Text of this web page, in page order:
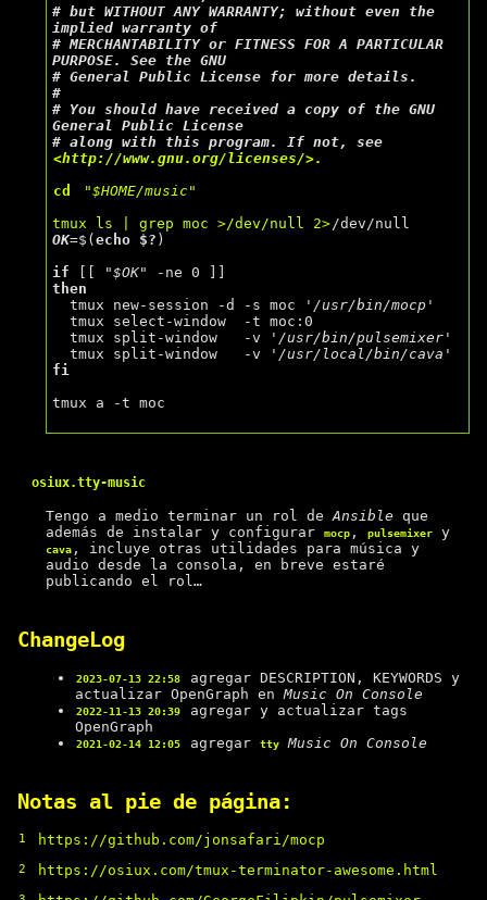
# but WITHOUT ANY WARRANTY; without even the
# MERCHANTABILITY or FITNESS FOR A PARTICULAR
#
#
# You should have received a copy of the GNU
#
cd
"$HOME/music"
tmux ls | grep moc >/dev/null 2>
OK=$(echo $? )
if
"$OK"
then
  tmux new-session -d -s moc
'/usr/bin/mocp'
  tmux select-window  -t moc:0
  tmux split-window   -v
'/usr/bin/pulsemixer'
  tmux split-window   -v
'/usr/local/bin/cava'
fi
tmux a -t moc
osiux.tty-music
Tengo a medio terminar un rol deAnsible que
además de instalar y configurar
mocp, pulsemixery
cava, incluye otras utilidades para música y
audio desde la consola, en breve estaré
publicando el rol…
ChangeLog
2023-07-13 22:58
agregar DESCRIPTION, KEYWORDS y
actualizar OpenGraph enMusic On Console
2022-11-13 20:39
agregar y actualizar tags
OpenGraph
2021-02-14 12:05 agregar tty Music On Console
Notas al pie de página:
1 https://github.com/jonsafari/mocp
2 https://osiux.com/tmux-terminator-awesome.html